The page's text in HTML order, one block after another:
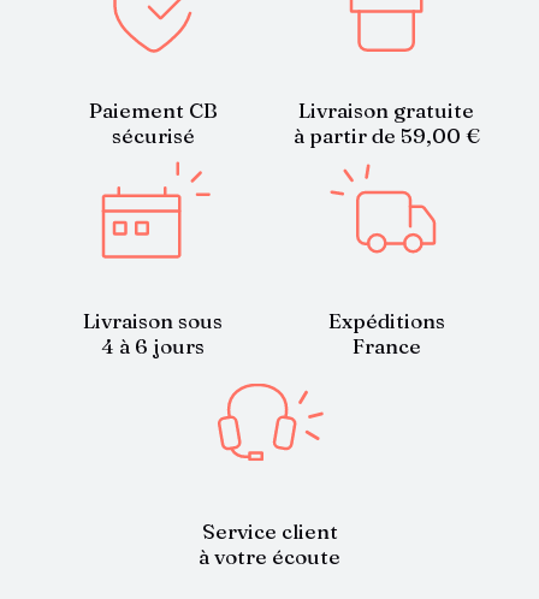
Paiement CB
sécurisé
Livraison gratuite
à partir de 59,00 €
Livraison sous
4 à 6 jours
Expéditions
France
Service client
à votre écoute